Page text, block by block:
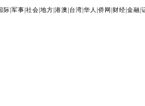
际 军事 社会 地方 港澳 台湾 华人 侨网 财经 金融